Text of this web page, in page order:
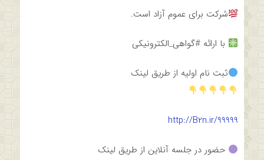
شرکت برای عموم آزاد است.
با ارائه #گواهی_الکترونیکی
ثبت نام اولیه از طریق لینک
http://B2n.ir/99999
حضور در جلسه آنلاین از طریق لینک